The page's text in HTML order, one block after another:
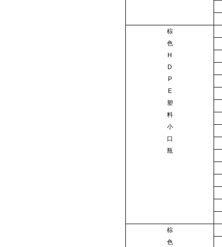
棕
色
H
D
P
E
塑
料
小
口
瓶
棕
色